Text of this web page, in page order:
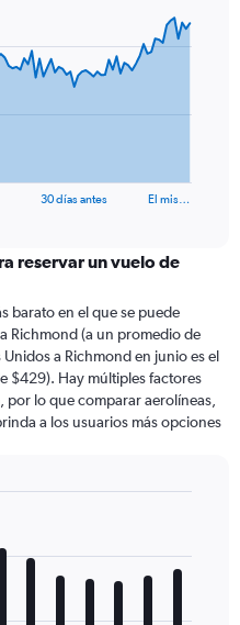
30 días antes El mis…
reservar un vuelo de
barato en el que se puede
Richmond (a un promedio de
a Richmond en junio es el
$429). Hay múltiples factores
lo que comparar aerolíneas,
a los usuarios más opciones